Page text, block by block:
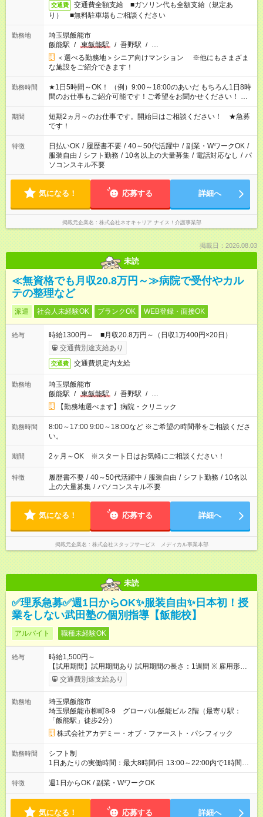
交通費
交通費全額支給 ■ガソリン代も全額支給（規定あ
り） ■無料駐車場もご相談ください
勤務地
埼玉県飯能市
飯能駅 / 東飯能駅 / 吾野駅 / …
＜選べる勤務地＞シニア向けマンション ※他にもさまざま
な施設をご紹介できます！
勤務時間
★1日5時間～OK！ （例）9:00～18:00のあいだ もちろん1日8時
間のお仕事もご紹介可能です！ご希望をお聞かせください！ ★
家庭の都合でお休みが必要な場合も遠慮なくご相談ください。
※週最低15時間以上の勤務が必要です
期間
短期2ヵ月～のお仕事です。開始日はご相談ください！ ★急募
です！
特徴 日払いOK / 履歴書不要 / 40～50代活躍中 / 副業・WワークOK /
服装自由 / シフト勤務 / 10名以上の大量募集 / 電話対応なし / パ
ソコンスキル不要
気になる！ 応募する 詳細へ
掲載元企業名 株式会社ネオキャリア ナイス！介護事業部
掲載日：2026.08.03
未読
≪無資格でも月収20.8万円～≫病院で受付やカル
テの整理など
派遣 社会人未経験OK ブランクOK WEB登録・面接OK
給与
時給1300円～ ■月収20.8万円～（日収1万400円×20日）
交通費別途支給あり
交通費 交通費規定内支給
勤務地
埼玉県飯能市
飯能駅 / 東飯能駅 / 吾野駅 / …
【勤務地選べます】病院・クリニック
勤務時間
8:00～17:00 9:00～18:00など ※ご希望の時間帯をご相談くださ
い。
期間 2ヶ月～OK ※スタート日はお気軽にご相談ください！
特徴 履歴書不要 / 40～50代活躍中 / 服装自由 / シフト勤務 / 10名以
上の大量募集 / パソコンスキル不要
気になる！ 応募する 詳細へ
掲載元企業名 株式会社スタッフサービス メディカル事業本部
未読
✅理系急募✅週1日からOK✨服装自由✨日本初！授
業をしない武田塾の個別指導【飯能校】
アルバイト 職種未経験OK
給与
時給1,500円～
【試用期間】試用期間あり 試用期間の長さ：1週間 ※ 雇用形態
と給与に、本採用時と異なる部分があります。 雇用形態：本採
用時と同じです。 給与：時給 1,150円 ～ 1,150円 動画研修・ロ
交通費別途支給あり
勤務地
埼玉県飯能市
埼玉県飯能市柳町8-9 グローバル飯能ビル 2階（最寄り駅：
「飯能駅」徒歩2分）
株式会社アカデミー・オブ・ファースト・パシフィック
勤務時間
シフト制
1日あたりの実働時間：最大8時間/日 13:00～22:00内で1時間以
上 (月)～(土)で、週1日～OK ✨基本的に曜日固定 ✨勤務開始日は
お気軽にご相談ください ＃短時間バイト ＃平日のみOK ＃曜日
特徴 週1日からOK / 副業・WワークOK
気になる！ 応募する 詳細へ